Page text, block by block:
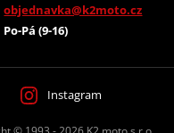
objednavka@k2moto.cz
Po-Pá (9-16)
Instagram